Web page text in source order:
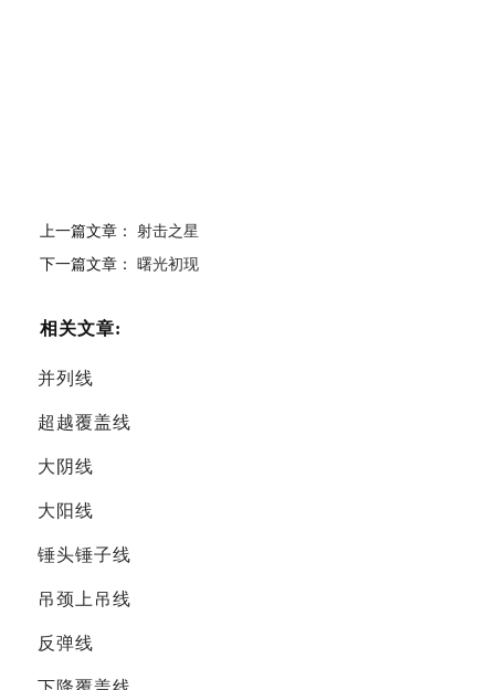
上一篇文章： 射击之星
下一篇文章： 曙光初现
相关文章:
并列线
超越覆盖线
大阴线
大阳线
锤头锤子线
吊颈上吊线
反弹线